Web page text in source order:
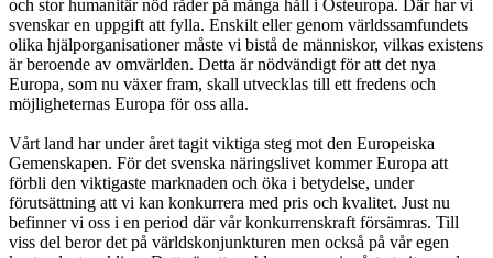
och stor humanitär nöd råder på många håll i Östeuropa. Där har vi
svenskar en uppgift att fylla. Enskilt eller genom världssamfundets
olika hjälporganisationer måste vi bistå de människor, vilkas existens
är beroende av omvärlden. Detta är nödvändigt för att det nya
Europa, som nu växer fram, skall utvecklas till ett fredens och
möjligheternas Europa för oss alla.
Vårt land har under året tagit viktiga steg mot den Europeiska
Gemenskapen. För det svenska näringslivet kommer Europa att
förbli den viktigaste marknaden och öka i betydelse, under
förutsättning att vi kan konkurrera med pris och kvalitet. Just nu
befinner vi oss i en period där vår konkurrenskraft försämras. Till
viss del beror det på världskonjunkturen men också på vår egen